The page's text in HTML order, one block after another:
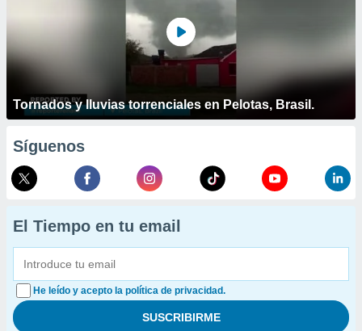
Tornados y lluvias torrenciales en Pelotas, Brasil.
Síguenos
El Tiempo en tu email
He leído y acepto la política de privacidad.